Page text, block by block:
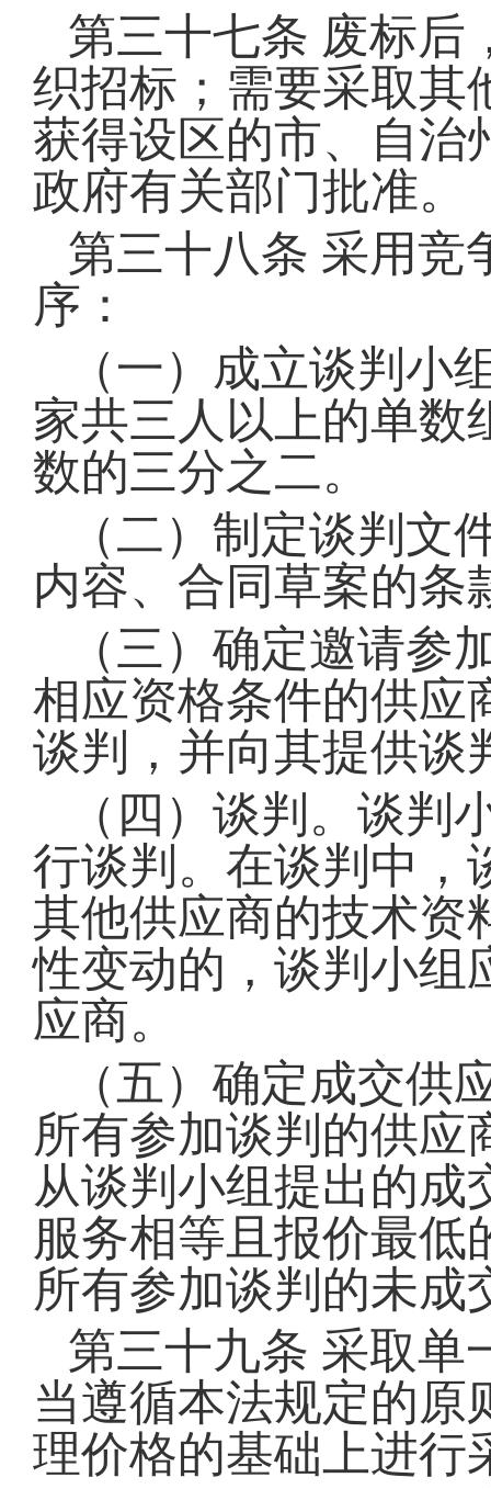
第三十七条 废标后
织招标；需要采取其
获得设区的市、自治
政府有关部门批准。
第三十八条 采用竞
序：
（一）成立谈判
家共三人以上的单数
数的三分之二。
（二）制定谈判
内容、合同草案的条
（三）确定邀请
相应资格条件的供应
谈判，并向其提供谈
（四）谈判。谈
行谈判。在谈判中，
其他供应商的技术资
性变动的，谈判小组
应商。
（五）确定成交
所有参加谈判的供应
从谈判小组提出的成
服务相等且报价最低
所有参加谈判的未成
第三十九条 采取单
当遵循本法规定的原
理价格的基础上进行